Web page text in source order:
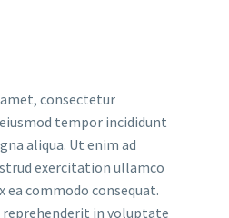
consectetur
tempor incididunt
aliqua. Ut enim ad
exercitation ullamco
ea commodo consequat.
reprehenderit in voluptate